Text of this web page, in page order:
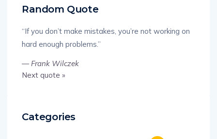
Random Quote
“If you don’t make mistakes, you’re not working on
hard enough problems.”
—Frank Wilczek
Next quote »
Categories